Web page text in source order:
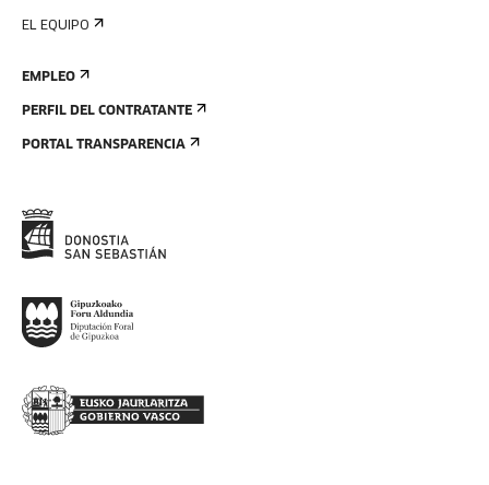
EL EQUIPO
EMPLEO
PERFIL DEL CONTRATANTE
PORTAL TRANSPARENCIA